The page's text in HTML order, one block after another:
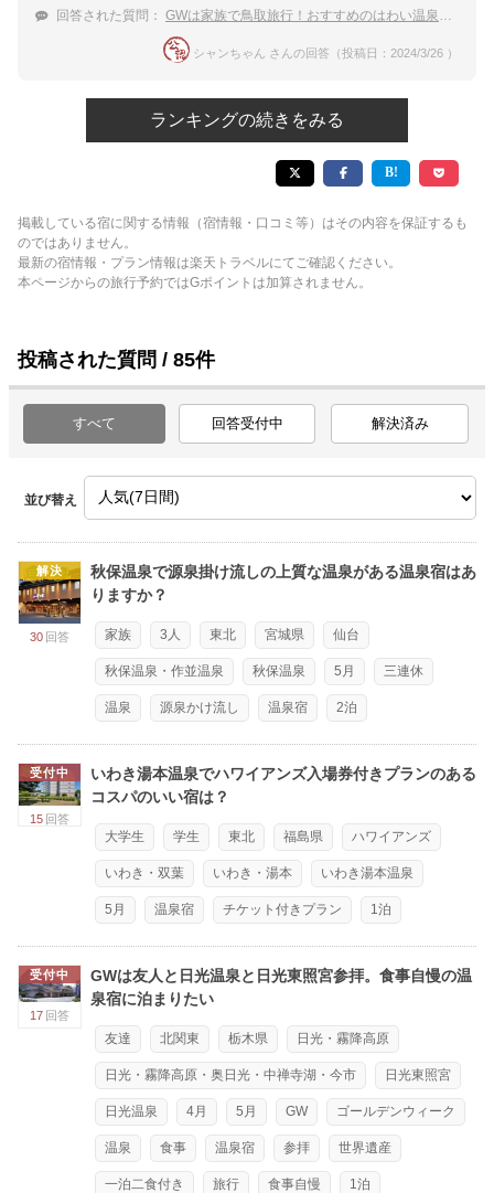
回答された質問： GWは家族で鳥取旅行！おすすめのはわい温泉旅館を教えてください。
シャンちゃん さんの回答（投稿日：2024/3/26 ）
ランキングの続きをみる
掲載している宿に関する情報（宿情報・口コミ等）はその内容を保証するも
のではありません。
最新の宿情報・プラン情報は楽天トラベルにてご確認ください。
本ページからの旅行予約ではGポイントは加算されません。
投稿された質問 / 85件
すべて 回答受付中 解決済み
並び替え
解決
30 回答
秋保温泉で源泉掛け流しの上質な温泉がある温泉宿はあ
りますか？
家族 3人 東北 宮城県 仙台
秋保温泉・作並温泉 秋保温泉 5月 三連休
温泉 源泉かけ流し 温泉宿 2泊
受付中
15 回答
いわき湯本温泉でハワイアンズ入場券付きプランのある
コスパのいい宿は？
大学生 学生 東北 福島県 ハワイアンズ
いわき・双葉 いわき・湯本 いわき湯本温泉
5月 温泉宿 チケット付きプラン 1泊
受付中
17 回答
GWは友人と日光温泉と日光東照宮参拝。食事自慢の温
泉宿に泊まりたい
友達 北関東 栃木県 日光・霧降高原
日光・霧降高原・奥日光・中禅寺湖・今市 日光東照宮
日光温泉 4月 5月 GW ゴールデンウィーク
温泉 食事 温泉宿 参拝 世界遺産
一泊二食付き 旅行 食事自慢 1泊